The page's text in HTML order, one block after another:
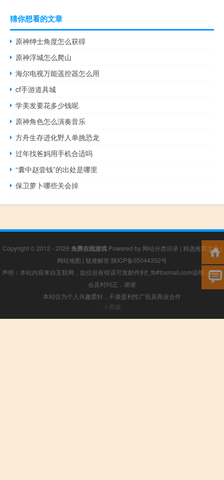
猜你想看的文章
原神绅士角度怎么获得
原神浮城怎么爬山
海尔电视万能遥控器怎么用
cf手游道具城
学美发要花多少钱呢
原神角色怎么演奏音乐
方舟生存进化野人单挑恐龙
过年找爸妈用手机合适吗
“囊中赵壹钱”的出处是哪里
保卫萝卜哪些关会掉
Copyright © 2012 - 2026 免费在线游戏Powered by 网站分类目录 | 精选推荐文章 |
网站地图 | 疑难解答 陕ICP备05044352号
声明：本站内容来自互联网，如信息有错误可发邮件到f_fb#foxmail.com说明，我们
会及时纠正，谢谢
本站仅为个人兴趣爱好，不接盈利性广告及商业合作
小男孩